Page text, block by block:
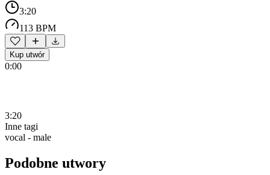
3:20
113 BPM
Kup utwór
0:00
3:20
Inne tagi
vocal - male
Podobne utwory